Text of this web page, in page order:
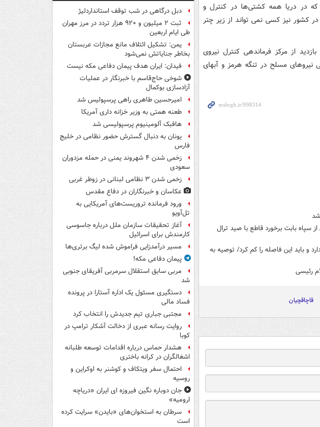
در دریا همه کشتی‌ها در کنترل و
کشور نیز کسی نمی تواند از زیر چتر
از مرکز فرماندهی کنترل نیروی
نیروهای مسلح در تنگه هرمز و آبهای
سپاه بابت برخورد قاطع با صید ترال
و باید این فاصله را کم کرد/ توصیه به
رئیسی
قاچاقچیان
دبل درگاهی در شب توقف استانداردلیژ
ثبت ۲ میلیون و ۹۲۰ هزار تردد در مرز مهران
طی ایام اربعین
یمن: تشکیل ائتلاف مانع مجازات عربستان
بخاطر جنایاتش نمی‌شود
فیدان: ایران هدف پیمان دفاعی مکه نیست
شوخی حاج‌قاسم با خبرنگار در عملیات
آزادسازی بوکمال
امیرحسین طاهری راهی پرسپولیس شد
طعنه همتی به وزیر خزانه داری آمریکا
هافبک آلومینیوم پرسپولیسی شد
یونان به دنبال گسترش حضور نظامی در خلیج
فارس
زخمی شدن ۴ شهروند یمنی در حمله مزدوران
سعودی
زخمی شدن ۳ نظامی لبنانی در زوطر غربی
عکاسان و خبرنگاران در دفاع مقدس
ورود فرمانده تروریست‌های آمریکایی به
تل‌آویو
آغاز تحقیقات سازمان ملل درباره جاسوسی
کارمندش برای اسرائیل
مسیر درآمدزایی فراموش شده لیگ برتری‌ها
پیمان دفاعی مکه!
مربی سابق استقلال سرمربی آفریقای جنوبی
شد
دستگیری مسئول یک اداره آستارا در پرونده
فساد مالی
مجتبی جباری تیم جدیدش را انتخاب کرد
روایت رسانه عبری از دخالت آشکار ترامپ در
کوبا
هشدار حماس درباره اقدامات توسعه طلبانه
اشغالگران در کرانه باختری
احتمال سفر ویتکاف و کوشنر به اوکراین و
روسیه
جان دوباره نگین فیروزه ای ایران «دریاچه
ارومیه»
سرطان به استخوان‌های «بایدن» سرایت کرده
است